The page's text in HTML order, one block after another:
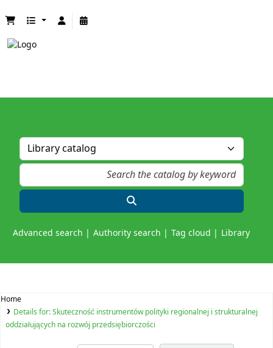
Advanced search Authority search Tag cloud Library
Home
Details for:Skuteczność instrumentów polityki regionalnej i strukturalnej
oddziałujących na rozwój przedsiębiorczości